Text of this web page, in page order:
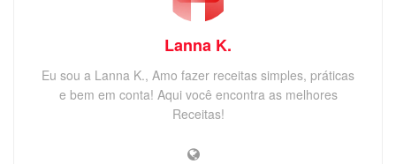
Lanna K.
Eu sou a Lanna K., Amo fazer receitas simples, práticas
e bem em conta! Aqui você encontra as melhores
Receitas!